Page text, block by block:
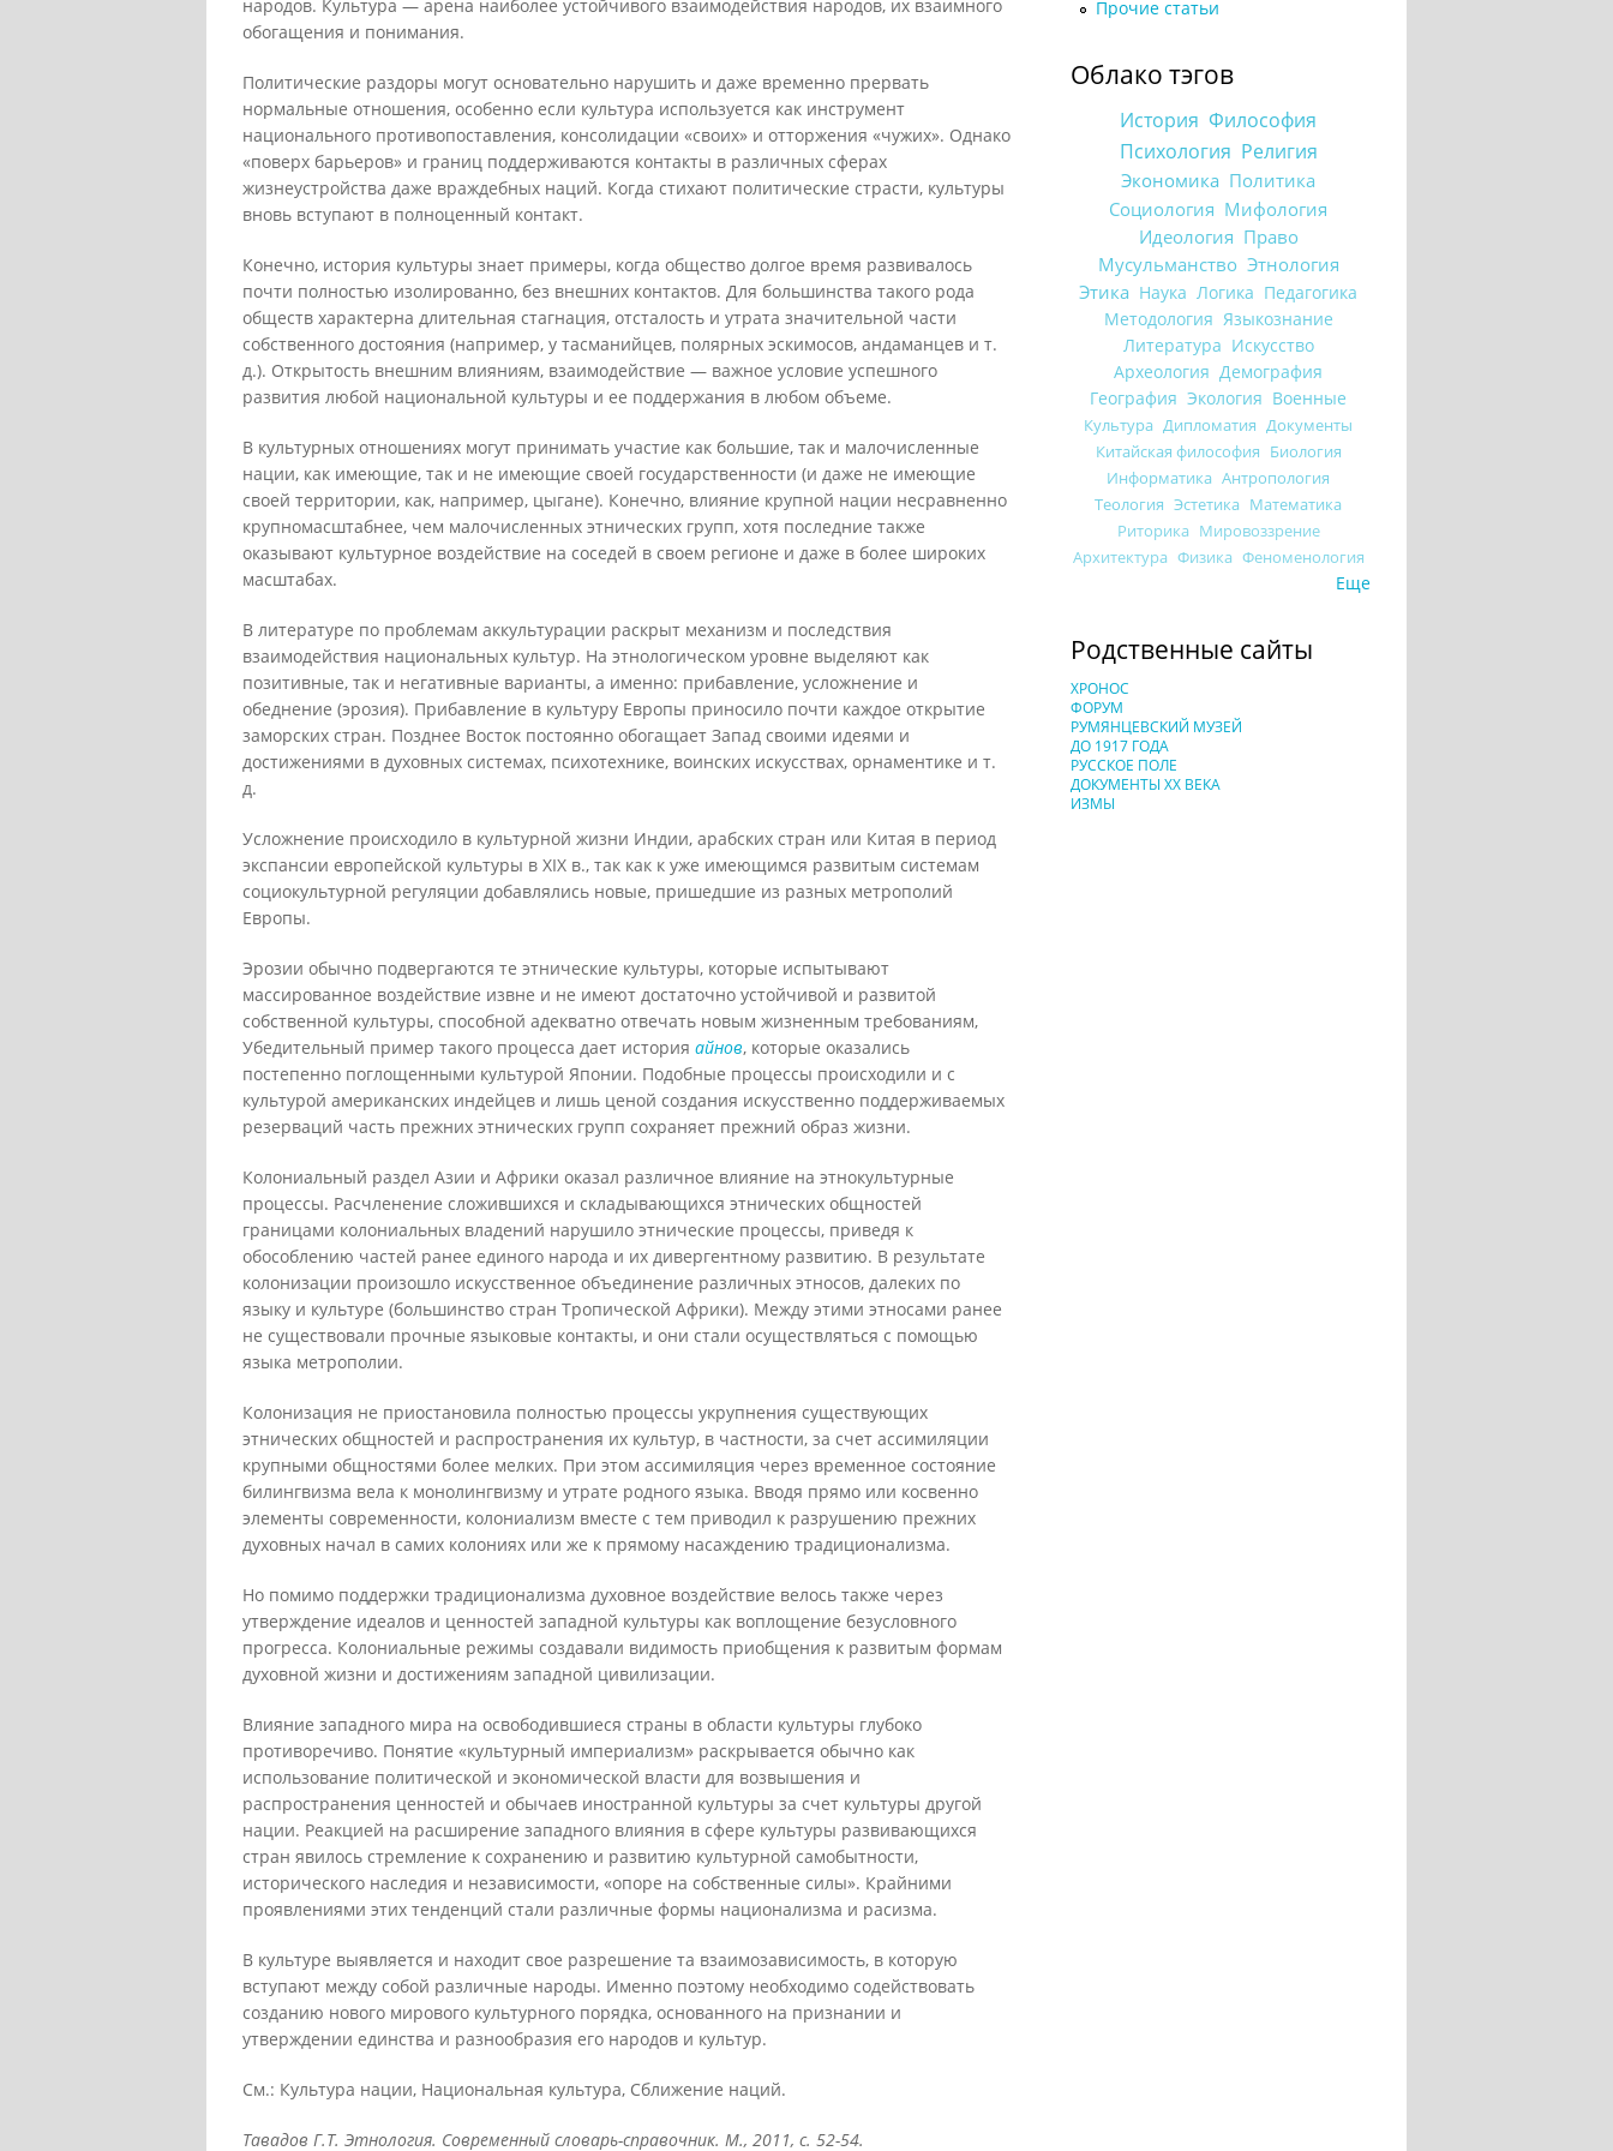
народов. Культура — арена наиболее устойчивого взаимодействия народов, их взаимного
обогащения и понимания.
Политические раздоры могут основательно нарушить и даже временно прервать
нормальные отношения, особенно если культура используется как инструмент
национального противопоставления, консолидации «своих» и отторжения «чужих». Однако
«поверх барьеров» и границ поддерживаются контакты в различных сферах
жизнеустройства даже враждебных наций. Когда стихают политические страсти, культуры
вновь вступают в полноценный контакт.
Конечно, история культуры знает примеры, когда общество долгое время развивалось
почти полностью изолированно, без внешних контактов. Для большинства такого рода
обществ характерна длительная стагнация, отсталость и утрата значительной части
собственного достояния (например, у тасманийцев, полярных эскимосов, андаманцев и т.
д.). Открытость внешним влияниям, взаимодействие — важное условие успешного
развития любой национальной культуры и ее поддержания в любом объеме.
В культурных отношениях могут принимать участие как большие, так и малочисленные
нации, как имеющие, так и не имеющие своей государственности (и даже не имеющие
своей территории, как, например, цыгане). Конечно, влияние крупной нации несравненно
крупномасштабнее, чем малочисленных этнических групп, хотя последние также
оказывают культурное воздействие на соседей в своем регионе и даже в более широких
масштабах.
В литературе по проблемам аккультурации раскрыт механизм и последствия
взаимодействия национальных культур. На этнологическом уровне выделяют как
позитивные, так и негативные варианты, а именно: прибавление, усложнение и
обеднение (эрозия). Прибавление в культуру Европы приносило почти каждое открытие
заморских стран. Позднее Восток постоянно обогащает Запад своими идеями и
достижениями в духовных системах, психотехнике, воинских искусствах, орнаментике и т.
д.
Усложнение происходило в культурной жизни Индии, арабских стран или Китая в период
экспансии европейской культуры в XIX в., так как к уже имеющимся развитым системам
социокультурной регуляции добавлялись новые, пришедшие из разных метрополий
Европы.
Эрозии обычно подвергаются те этнические культуры, которые испытывают
массированное воздействие извне и не имеют достаточно устойчивой и развитой
собственной культуры, способной адекватно отвечать новым жизненным требованиям,
Убедительный пример такого процесса дает история айнов, которые оказались
постепенно поглощенными культурой Японии. Подобные процессы происходили и с
культурой американских индейцев и лишь ценой создания искусственно поддерживаемых
резерваций часть прежних этнических групп сохраняет прежний образ жизни.
Колониальный раздел Азии и Африки оказал различное влияние на этнокультурные
процессы. Расчленение сложившихся и складывающихся этнических общностей
границами колониальных владений нарушило этнические процессы, приведя к
обособлению частей ранее единого народа и их дивергентному развитию. В результате
колонизации произошло искусственное объединение различных этносов, далеких по
языку и культуре (большинство стран Тропической Африки). Между этими этносами ранее
не существовали прочные языковые контакты, и они стали осуществляться с помощью
языка метрополии.
Колонизация не приостановила полностью процессы укрупнения существующих
этнических общностей и распространения их культур, в частности, за счет ассимиляции
крупными общностями более мелких. При этом ассимиляция через временное состояние
билингвизма вела к монолингвизму и утрате родного языка. Вводя прямо или косвенно
элементы современности, колониализм вместе с тем приводил к разрушению прежних
духовных начал в самих колониях или же к прямому насаждению традиционализма.
Но помимо поддержки традиционализма духовное воздействие велось также через
утверждение идеалов и ценностей западной культуры как воплощение безусловного
прогресса. Колониальные режимы создавали видимость приобщения к развитым формам
духовной жизни и достижениям западной цивилизации.
Влияние западного мира на освободившиеся страны в области культуры глубоко
противоречиво. Понятие «культурный империализм» раскрывается обычно как
использование политической и экономической власти для возвышения и
распространения ценностей и обычаев иностранной культуры за счет культуры другой
нации. Реакцией на расширение западного влияния в сфере культуры развивающихся
стран явилось стремление к сохранению и развитию культурной самобытности,
исторического наследия и независимости, «опоре на собственные силы». Крайними
проявлениями этих тенденций стали различные формы национализма и расизма.
В культуре выявляется и находит свое разрешение та взаимозависимость, в которую
вступают между собой различные народы. Именно поэтому необходимо содействовать
созданию нового мирового культурного порядка, основанного на признании и
утверждении единства и разнообразия его народов и культур.
См.: Культура нации, Национальная культура, Сближение наций.
Тавадов Г.Т. Этнология. Современный словарь-справочник. М., 2011, с. 52-54.
Прочие статьи
Облако тэгов
История Философия
Психология Религия
Экономика Политика
Социология Мифология
Идеология Право
Мусульманство Этнология
Этика Наука Логика Педагогика
Методология Языкознание
Литература Искусство
Археология Демография
География Экология Военные
Культура Дипломатия Документы
Китайская философия Биология
Информатика Антропология
Теология Эстетика Математика
Риторика Мировоззрение
Архитектура Физика Феноменология
Еще
Родственные сайты
ХРОНОС
ФОРУМ
РУМЯНЦЕВСКИЙ МУЗЕЙ
ДО 1917 ГОДА
РУССКОЕ ПОЛЕ
ДОКУМЕНТЫ XX ВЕКА
ИЗМЫ